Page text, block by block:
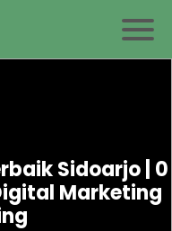
Sidoarjo | 0
Marketing